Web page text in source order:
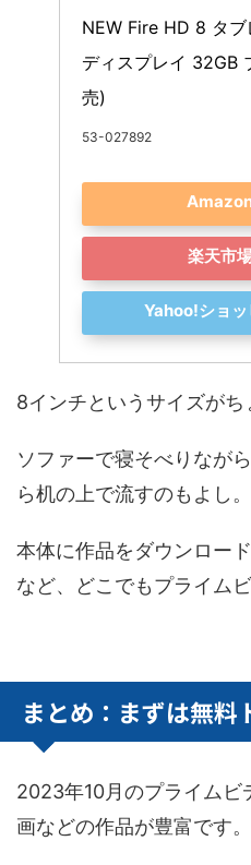
NEW Fire HD 8 タ
ディスプレイ 32GB
売)
53-027892
楽天市
Yahoo!ショ
8インチというサイズがち
ソファーで寝そべりなが
ら机の上で流すのもよし。
本体に作品をダウンロー
など、どこでもプライム
まとめ：まずは無料
2023年10月のプライムビ
画などの作品が豊富です。